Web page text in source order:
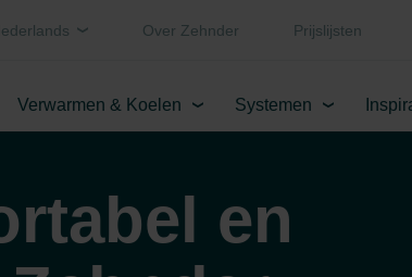
Over Zehnder Prijslijsten
Verwarmen & Koelen Systemen
en